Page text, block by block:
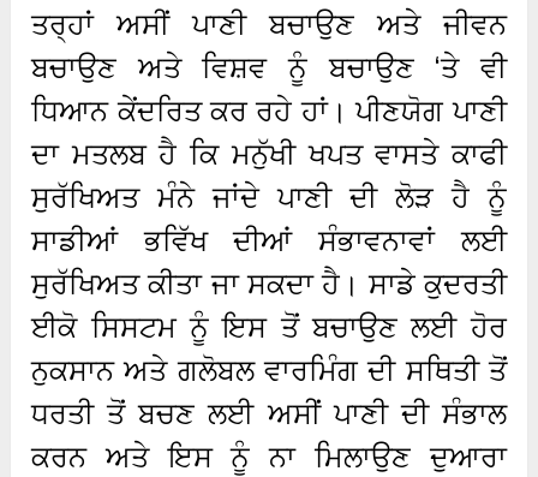
ਤਰ੍ਹਾਂ ਅਸੀਂ ਪਾਣੀ ਬਚਾਉਣ ਅਤੇ ਜੀਵਨ
ਬਚਾਉਣ ਅਤੇ ਵਿਸ਼ਵ ਨੂੰ ਬਚਾਉਣ ‘ਤੇ ਵੀ
ਧਿਆਨ ਕੇਂਦਰਿਤ ਕਰ ਰਹੇ ਹਾਂ। ਪੀਣਯੋਗ ਪਾਣੀ
ਦਾ ਮਤਲਬ ਹੈ ਕਿ ਮਨੁੱਖੀ ਖਪਤ ਵਾਸਤੇ ਕਾਫੀ
ਸੁਰੱਖਿਅਤ ਮੰਨੇ ਜਾਂਦੇ ਪਾਣੀ ਦੀ ਲੋੜ ਹੈ ਨੂੰ
ਸਾਡੀਆਂ ਭਵਿੱਖ ਦੀਆਂ ਸੰਭਾਵਨਾਵਾਂ ਲਈ
ਸੁਰੱਖਿਅਤ ਕੀਤਾ ਜਾ ਸਕਦਾ ਹੈ। ਸਾਡੇ ਕੁਦਰਤੀ
ਈਕੋ ਸਿਸਟਮ ਨੂੰ ਇਸ ਤੋਂ ਬਚਾਉਣ ਲਈ ਹੋਰ
ਨੁਕਸਾਨ ਅਤੇ ਗਲੋਬਲ ਵਾਰਮਿੰਗ ਦੀ ਸਥਿਤੀ ਤੋਂ
ਧਰਤੀ ਤੋਂ ਬਚਣ ਲਈ ਅਸੀਂ ਪਾਣੀ ਦੀ ਸੰਭਾਲ
ਕਰਨ ਅਤੇ ਇਸ ਨੂੰ ਨਾ ਮਿਲਾਉਣ ਦੁਆਰਾ